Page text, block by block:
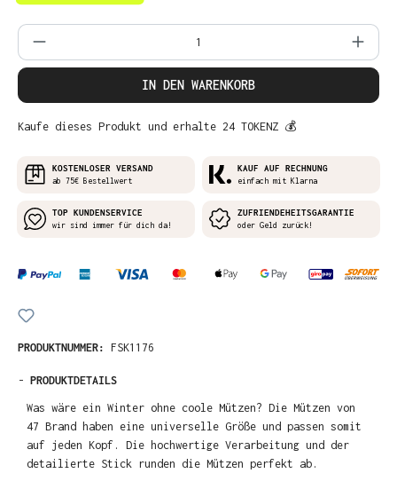
Produkt Anzahl: Gib den gewünschten
IN DEN WARENKORB
Kaufe dieses Produkt und erhalte 24 TOKENZ 💰
KOSTENLOSER VERSAND
ab 75€ Bestellwert
KAUF AUF RECHNUNG
einfach mit Klarna
TOP KUNDENSERVICE
wir sind immer für dich da!
ZUFRIENDEHEITSGARANTIE
oder Geld zurück!
PRODUKTNUMMER: FSK1176
- PRODUKTDETAILS
Was wäre ein Winter ohne coole Mützen? Die Mützen von
47 Brand haben eine universelle Größe und passen somit
auf jeden Kopf. Die hochwertige Verarbeitung und der
detailierte Stick runden die Mützen perfekt ab.